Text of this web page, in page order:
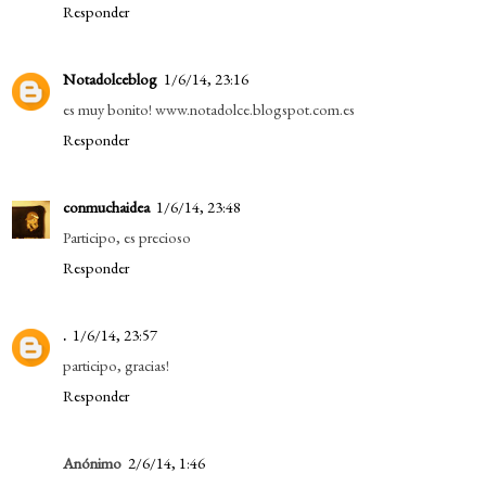
Responder
Notadolceblog 1/6/14, 23:16
es muy bonito! www.notadolce.blogspot.com.es
Responder
conmuchaidea 1/6/14, 23:48
Participo, es precioso
Responder
. 1/6/14, 23:57
participo, gracias!
Responder
Anónimo 2/6/14, 1:46